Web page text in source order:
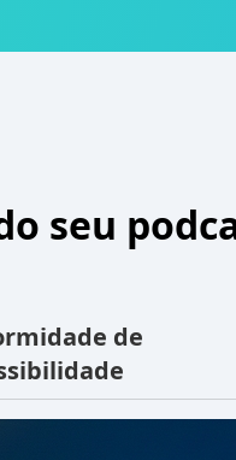
seu
de